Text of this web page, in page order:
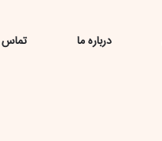
درباره ما تماس